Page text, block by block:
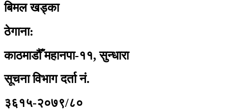
बिमल खड्का
ठेगाना:
काठमाडौँ महानपा-११, सुन्धारा
सूचना विभाग दर्ता नं.
३६१५-२०७९/८०